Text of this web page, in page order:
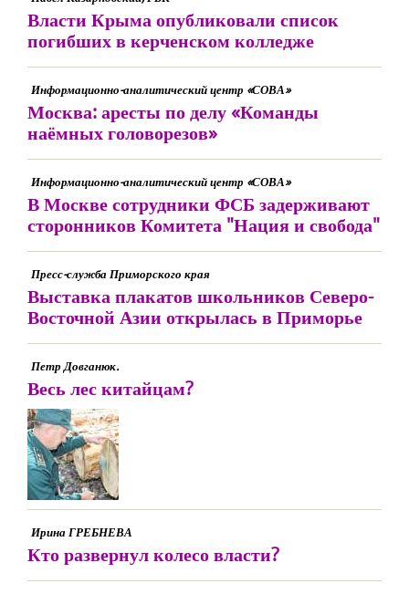
Власти Крыма опубликовали список
погибших в керченском колледже
Информационно-аналитический центр «СОВА»
Москва: аресты по делу «Команды
наёмных головорезов»
Информационно-аналитический центр «СОВА»
В Москве сотрудники ФСБ задерживают
сторонников Комитета "Нация и свобода"
Пресс-служба Приморского края
Выставка плакатов школьников Северо-
Восточной Азии открылась в Приморье
Петр Довганюк.
Весь лес китайцам?
Ирина ГРЕБНЕВА
Кто развернул колесо власти?